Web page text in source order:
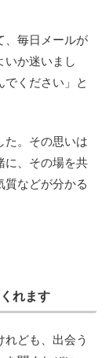
、毎日メールが
いか迷いまし
でください」と
た。その思いは
に、その場を共
質などが分かる
れます
ども、出会う